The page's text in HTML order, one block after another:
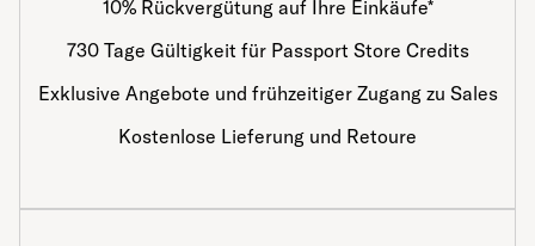
10% Rückvergütung auf Ihre Einkäufe*
730 Tage Gültigkeit für Passport Store Credits
Exklusive Angebote und frühzeitiger Zugang zu Sales
Kostenlose Lieferung und Retoure